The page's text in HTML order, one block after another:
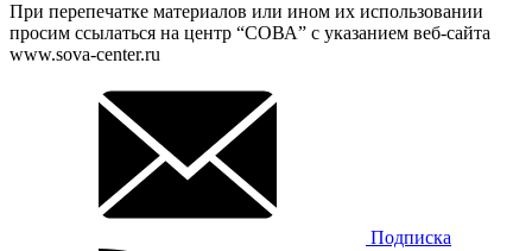
При перепечатке материалов или ином их использовании
просим ссылаться на центр “СОВА” с указанием веб-сайта
www.sova-center.ru
Подписка